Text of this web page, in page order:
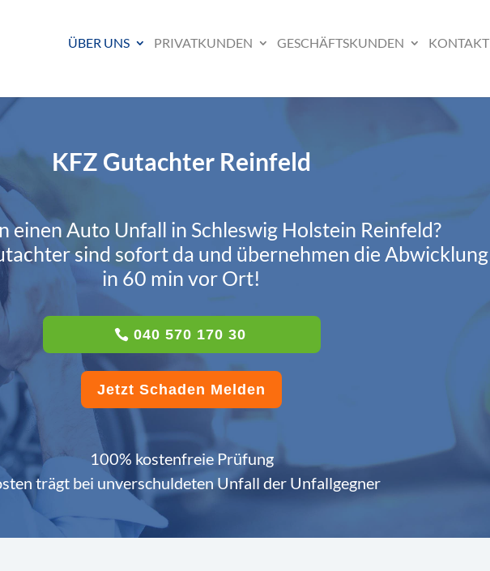
ÜBER UNS PRIVATKUNDEN GESCHÄFTSKUNDEN KONTAKT
KFZ Gutachter Reinfeld
einen Auto Unfall in Schleswig Holstein Reinfeld?
sind sofort da und übernehmen die Abwicklung
in 60 min vor Ort!
040 570 170 30
Jetzt Schaden Melden
100% kostenfreie Prüfung
trägt bei unverschuldeten Unfall der Unfallgegner